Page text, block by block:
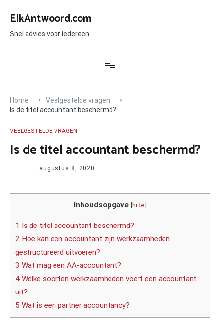
naar
inhoud
ElkAntwoord.com
Snel advies voor iedereen
Home
Veelgestelde vragen
Is de titel accountant beschermd?
VEELGESTELDE VRAGEN
Is de titel accountant beschermd?
Author augustus 8, 2020
Inhoudsopgave [hide]
1 Is de titel accountant beschermd?
2 Hoe kan een accountant zijn werkzaamheden
gestructureerd uitvoeren?
3 Wat mag een AA-accountant?
4 Welke soorten werkzaamheden voert een accountant
uit?
5 Wat is een partner accountancy?